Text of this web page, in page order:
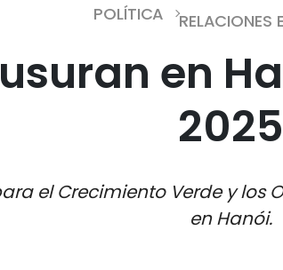
POLÍTICA RELACIONES
en
2025
el Crecimiento Verde y
en Hanói.